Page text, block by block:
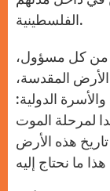
الفلسطينية.
من كل مسؤول،
المقدسة،
الدولية:
لمرحلة الموت
هذه الأرض